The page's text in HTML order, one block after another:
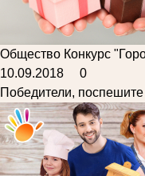
Общество Конкурс
10.09.2018
0
Победители,